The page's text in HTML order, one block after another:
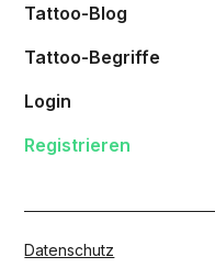
Tattoo-Blog
Tattoo-Begriffe
Login
Registrieren
Datenschutz